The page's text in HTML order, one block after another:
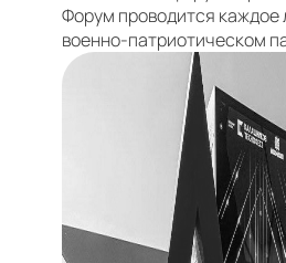
Форум проводится каждое
военно-патриотическом